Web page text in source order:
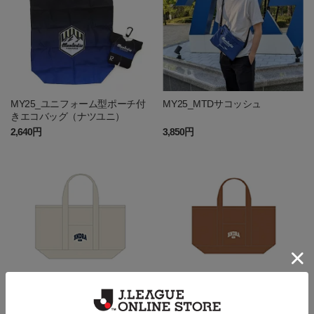
MY25_ユニフォーム型ポーチ付
きエコバッグ（ナツユニ）
2,640円
MY25_MTDサコッシュ
3,850円
MY25_BANDIERA BAG MY25_BANDIERA BAG